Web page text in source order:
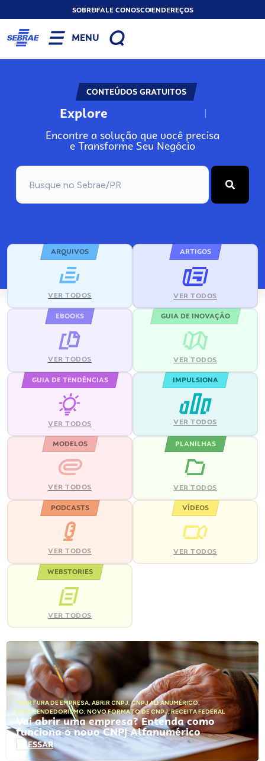
SOBREFALE CONOSCOENDEREÇOS
MENU
CONTEÚDOS GRATUITOS
Explore N
Encontre a solução que você precisa
e Transforme Seu Negócio
ARQUIVOS
VER TODOS
ARTIGOS
VER TODOS
EBOOKS
VER TODOS
GUIA DE INOVAÇÃO
VER TODOS
GUIA DE TENDÊNCIAS
VER TODOS
IMPULSIONA
VER TODOS
MODELOS
VER TODOS
PLANILHAS
VER TODOS
PODCASTS
VER TODOS
VÍDEOS
VER TODOS
WEBSTORIES
VER TODOS
ABERTURA DE EMPRESA, ABRIR CNPJ,CNPJ ALFANUMÉRICO,
EMPREENDEDORISMO, NOVO FORMATO DE CNPJ,RECEITA FEDERAL
Vai abrir uma empresa? Entenda como
funciona o novo CNPJ Alfanumérico
ACESSAR